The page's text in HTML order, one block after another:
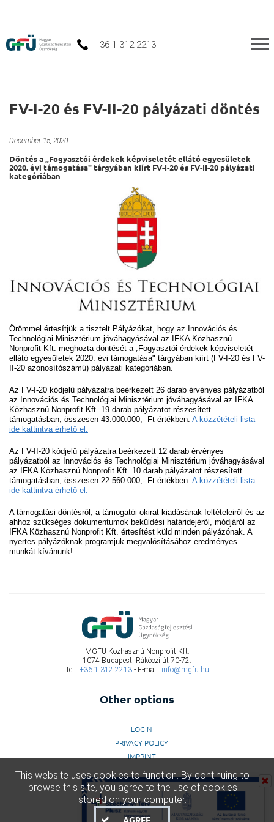
+36 1 312 2213
FV-I-20 és FV-II-20 pályázati döntés
December 15, 2020
Döntés a „Fogyasztói érdekek képviseletét ellátó egyesületek
2020. évi támogatása" tárgyában kiírt FV-I-20 és FV-II-20 pályázati
kategóriában
Örömmel értesítjük a tisztelt Pályázókat, hogy az Innovációs és
Technológiai Minisztérium jóváhagyásával az IFKA Közhasznú
Nonprofit Kft. meghozta döntését a „Fogyasztói érdekek képviseletét
ellátó egyesületek 2020. évi támogatása" tárgyában kiírt (FV-I-20 és FV-
II-20 azonosítószámú) pályázati kategóriában.
Az FV-I-20 kódjelű pályázatra beérkezett 26 darab érvényes pályázatból
az Innovációs és Technológiai Minisztérium jóváhagyásával az IFKA
Közhasznú Nonprofit Kft. 19 darab pályázatot részesített
támogatásban, összesen 43.000.000,- Ft értékben. A közzétételi lista
ide kattintva érhető el.
Az FV-II-20 kódjelű pályázatra beérkezett 12 darab érvényes
pályázatból az Innovációs és Technológiai Minisztérium jóváhagyásával
az IFKA Közhasznú Nonprofit Kft. 10 darab pályázatot részesített
támogatásban, összesen 22.560.000,- Ft értékben. A közzétételi lista
ide kattintva érhető el.
A támogatási döntésről, a támogatói okirat kiadásának feltételeiről és az
ahhoz szükséges dokumentumok beküldési határidejéről, módjáról az
IFKA Közhasznú Nonprofit Kft. értesítést küld minden pályázónak. A
nyertes pályázóknak programjuk megvalósításához eredményes
munkát kívánunk!
MGFÜ Közhasznú Nonprofit Kft.
1074 Budapest, Rákóczi út 70-72.
Tel.: +36 1 312 2213- E-mail: info@mgfu.hu
Other options
LOGIN
PRIVACY POLICY
IMPRINT
This website uses cookies to function. By continuing to
browse this site, you agree to the use of cookies
stored on your computer.
AGREE